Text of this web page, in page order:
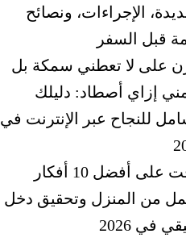
الإجراءات، ونصائح
قبل السفر
على لا تعطني سمكة بل
إزاي أصطاد: دليلك
للنجاح عبر الإنترنت في
على
أفضل 10 أفكار
من المنزل وتحقيق دخل
في 2026